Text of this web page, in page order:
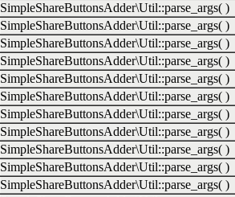
SimpleShareButtonsAdder\Util::parse_args( )
SimpleShareButtonsAdder\Util::parse_args( )
SimpleShareButtonsAdder\Util::parse_args( )
SimpleShareButtonsAdder\Util::parse_args( )
SimpleShareButtonsAdder\Util::parse_args( )
SimpleShareButtonsAdder\Util::parse_args( )
SimpleShareButtonsAdder\Util::parse_args( )
SimpleShareButtonsAdder\Util::parse_args( )
SimpleShareButtonsAdder\Util::parse_args( )
SimpleShareButtonsAdder\Util::parse_args( )
SimpleShareButtonsAdder\Util::parse_args( )